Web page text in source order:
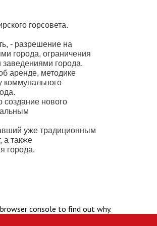
горсовета.
- разрешение на
города, ограничения
города.
аренде, методике
коммунального
создание нового
уже традиционным
а также
города.
console to find out why.